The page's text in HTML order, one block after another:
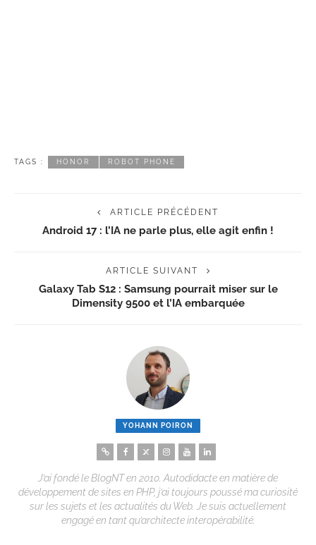
TAGS : HONOR ROBOT PHONE
ARTICLE PRÉCÉDENT
Android 17 : l’IA ne parle plus, elle agit enfin !
ARTICLE SUIVANT
Galaxy Tab S12 : Samsung pourrait miser sur le
Dimensity 9500 et l’IA embarquée
YOHANN POIRON
J’ai fondé le BlogNT en 2010. Autodidacte en matière de
développement de sites en PHP, j’ai toujours poussé ma curiosité
sur les sujets et les actualités du Web. Je suis actuellement
engagé en tant qu’architecte interopérabilité.